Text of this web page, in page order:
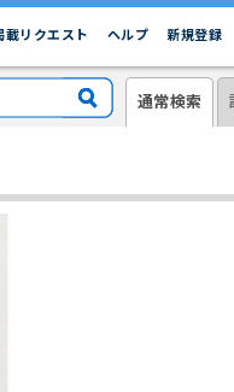
新規登録
ヘルプ
載リクエスト
通常検索